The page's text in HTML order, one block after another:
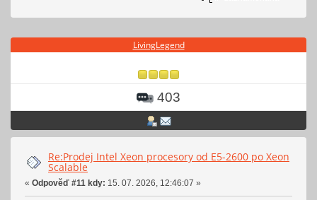
LivingLegend
403
Re:Prodej Intel Xeon procesory od E5-2600 po Xeon
Scalable
« Odpověď #11 kdy: 15. 07. 2026, 12:46:07 »